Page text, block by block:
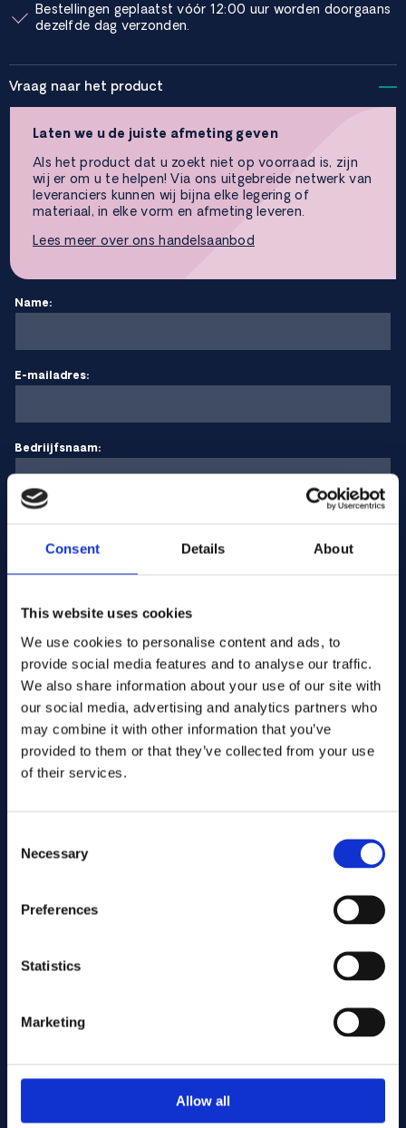
Consent Details About
This website uses cookies
We use cookies to personalise content and ads, to
provide social media features and to analyse our traffic.
We also share information about your use of our site with
our social media, advertising and analytics partners who
may combine it with other information that you’ve
provided to them or that they’ve collected from your use
of their services.
Selection
Necessary
Preferences
Statistics
Marketing
Allow all
Bestellingen geplaatst vóór 12:00 uur worden doorgaans
dezelfde dag verzonden.
Vraag naar het product
Laten we u de juiste afmeting geven
Als het product dat u zoekt niet op voorraad is, zijn
wij er om u te helpen! Via ons uitgebreide netwerk van
leveranciers kunnen wij bijna elke legering of
materiaal, in elke vorm en afmeting leveren.
Lees meer over ons handelsaanbod
Name:
E-mailadres:
Bedriijfsnaam:
Stuur